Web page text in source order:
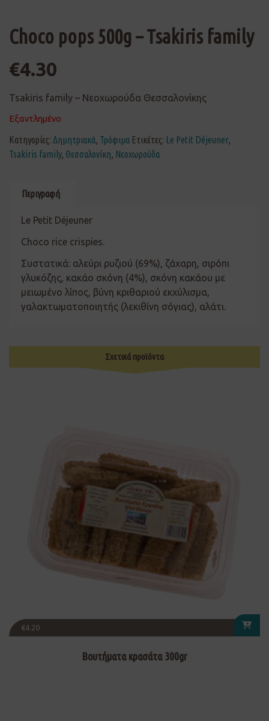
Choco pops 500g – Tsakiris family
€4.30
Tsakiris family – Νεοχωρούδα Θεσσαλονίκης
Εξαντλημένο
Κατηγορίες: Δημητριακά, Τρόφιμα Ετικέτες: Le Petit Déjeuner,
Tsakiris family, Θεσσαλονίκη, Νεοχωρούδα
Περιγραφή
Le Petit Déjeuner
Choco rice crispies.
Συστατικά: αλεύρι ρυζιού (69%), ζάχαρη, σιρόπι
γλυκόζης, κακάο σκόνη (4%), σκόνη κακάου με
μειωμένο λίπος, βύνη κριθαριού εκχύλισμα,
γαλακτωματοποιητής (λεκιθίνη σόγιας), αλάτι.
Σχετικά προϊόντα
€4.20
Βουτήματα κρασάτα 300gr